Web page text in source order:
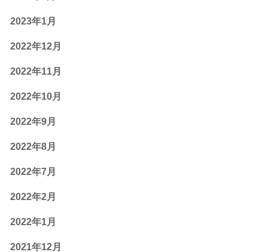
2023年1月
2022年12月
2022年11月
2022年10月
2022年9月
2022年8月
2022年7月
2022年2月
2022年1月
2021年12月